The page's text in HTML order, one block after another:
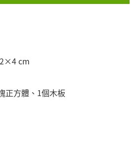
cm
正方體、1個木板